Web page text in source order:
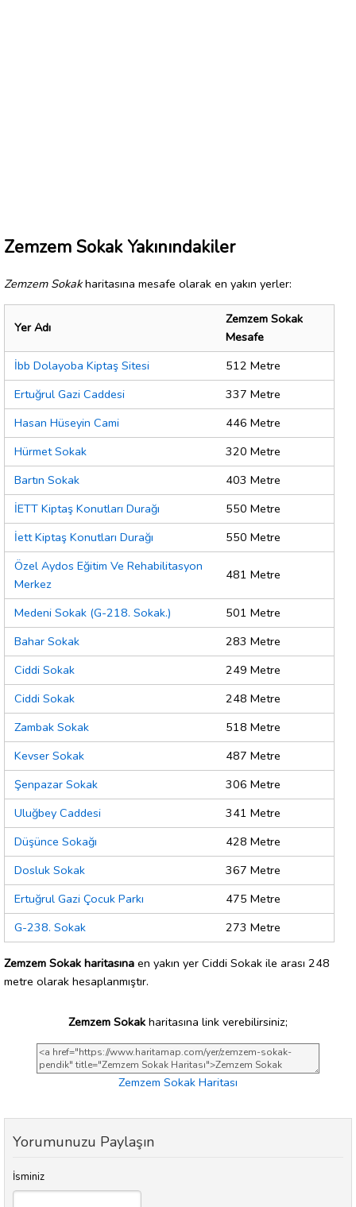
Zemzem Sokak Yakınındakiler
Zemzem Sokakharitasına mesafe olarak en yakın yerler:
Yer Adı
Zemzem Sokak
Mesafe
İbb Dolayoba Kiptaş Sitesi
512 Metre
Ertuğrul Gazi Caddesi
337 Metre
Hasan Hüseyin Cami
446 Metre
Hürmet Sokak
320 Metre
Bartın Sokak
403 Metre
İETT Kiptaş Konutları Durağı
550 Metre
İett Kiptaş Konutları Durağı
550 Metre
Özel Aydos Eğitim Ve Rehabilitasyon
Merkez
481 Metre
Medeni Sokak (G-218. Sokak.)
501 Metre
Bahar Sokak
283 Metre
Ciddi Sokak
249 Metre
Ciddi Sokak
248 Metre
Zambak Sokak
518 Metre
Kevser Sokak
487 Metre
Şenpazar Sokak
306 Metre
Uluğbey Caddesi
341 Metre
Düşünce Sokağı
428 Metre
Dosluk Sokak
367 Metre
Ertuğrul Gazi Çocuk Parkı
475 Metre
G-238. Sokak
273 Metre
Zemzem Sokak haritasına en yakın yer Ciddi Sokak ile arası 248
metre olarak hesaplanmıştır.
Zemzem Sokak haritasına link verebilirsiniz;
Zemzem Sokak Haritası
Yorumunuzu Paylaşın
İsminiz